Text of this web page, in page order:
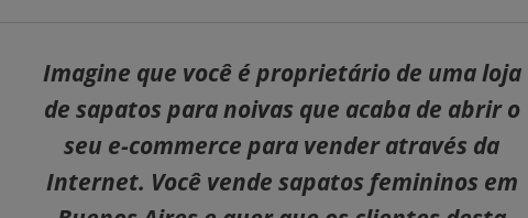
Imagine que você é proprietário de uma loja
de sapatos para noivas que acaba de abrir o
seu e-commerce para vender através da
Internet. Você vende sapatos femininos em